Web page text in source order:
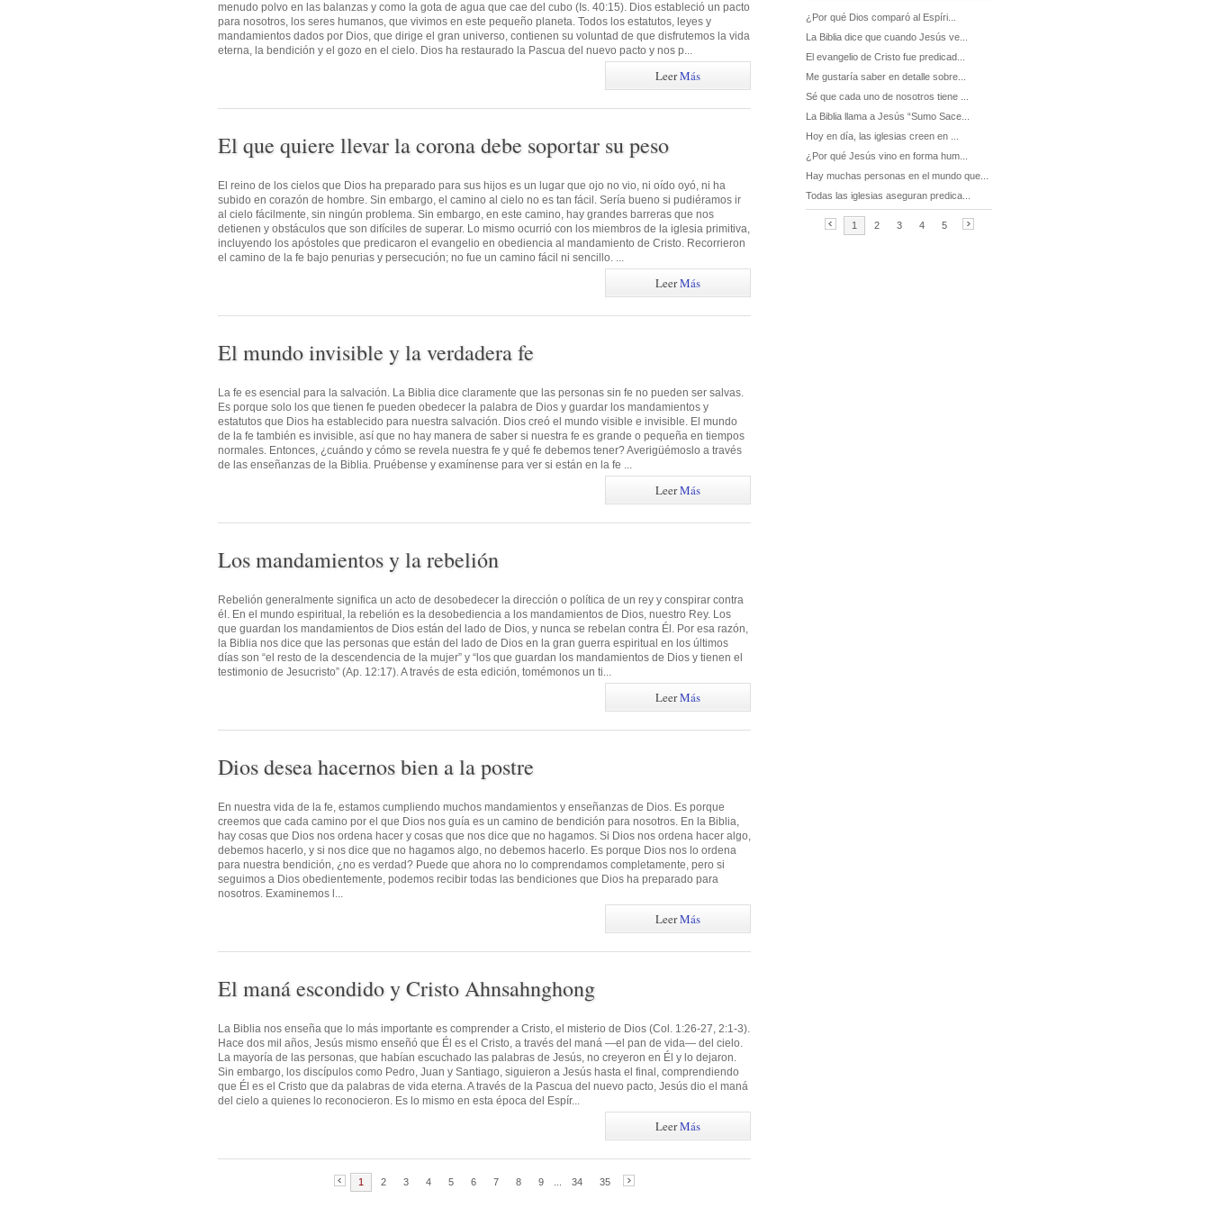
menudo polvo en las balanzas y como la gota de agua que cae del cubo (Is. 40:15). Dios estableció un pacto
para nosotros, los seres humanos, que vivimos en este pequeño planeta. Todos los estatutos, leyes y
mandamientos dados por Dios, que dirige el gran universo, contienen su voluntad de que disfrutemos la vida
eterna, la bendición y el gozo en el cielo. Dios ha restaurado la Pascua del nuevo pacto y nos p...
LeerMás
El que quiere llevar la corona debe soportar su peso
El reino de los cielos que Dios ha preparado para sus hijos es un lugar que ojo no vio, ni oído oyó, ni ha
subido en corazón de hombre. Sin embargo, el camino al cielo no es tan fácil. Sería bueno si pudiéramos ir
al cielo fácilmente, sin ningún problema. Sin embargo, en este camino, hay grandes barreras que nos
detienen y obstáculos que son difíciles de superar. Lo mismo ocurrió con los miembros de la iglesia primitiva,
incluyendo los apóstoles que predicaron el evangelio en obediencia al mandamiento de Cristo. Recorrieron
el camino de la fe bajo penurias y persecución; no fue un camino fácil ni sencillo. ...
LeerMás
El mundo invisible y la verdadera fe
La fe es esencial para la salvación. La Biblia dice claramente que las personas sin fe no pueden ser salvas.
Es porque solo los que tienen fe pueden obedecer la palabra de Dios y guardar los mandamientos y
estatutos que Dios ha establecido para nuestra salvación. Dios creó el mundo visible e invisible. El mundo
de la fe también es invisible, así que no hay manera de saber si nuestra fe es grande o pequeña en tiempos
normales. Entonces, ¿cuándo y cómo se revela nuestra fe y qué fe debemos tener? Averigüémoslo a través
de las enseñanzas de la Biblia. Pruébense y examínense para ver si están en la fe ...
LeerMás
Los mandamientos y la rebelión
Rebelión generalmente significa un acto de desobedecer la dirección o política de un rey y conspirar contra
él. En el mundo espiritual, la rebelión es la desobediencia a los mandamientos de Dios, nuestro Rey. Los
que guardan los mandamientos de Dios están del lado de Dios, y nunca se rebelan contra Él. Por esa razón,
la Biblia nos dice que las personas que están del lado de Dios en la gran guerra espiritual en los últimos
días son “el resto de la descendencia de la mujer” y “los que guardan los mandamientos de Dios y tienen el
testimonio de Jesucristo” (Ap. 12:17). A través de esta edición, tomémonos un ti...
LeerMás
Dios desea hacernos bien a la postre
En nuestra vida de la fe, estamos cumpliendo muchos mandamientos y enseñanzas de Dios. Es porque
creemos que cada camino por el que Dios nos guía es un camino de bendición para nosotros. En la Biblia,
hay cosas que Dios nos ordena hacer y cosas que nos dice que no hagamos. Si Dios nos ordena hacer algo,
debemos hacerlo, y si nos dice que no hagamos algo, no debemos hacerlo. Es porque Dios nos lo ordena
para nuestra bendición, ¿no es verdad? Puede que ahora no lo comprendamos completamente, pero si
seguimos a Dios obedientemente, podemos recibir todas las bendiciones que Dios ha preparado para
nosotros. Examinemos l...
LeerMás
El maná escondido y Cristo Ahnsahnghong
La Biblia nos enseña que lo más importante es comprender a Cristo, el misterio de Dios (Col. 1:26-27, 2:1-3).
Hace dos mil años, Jesús mismo enseñó que Él es el Cristo, a través del maná —el pan de vida— del cielo.
La mayoría de las personas, que habían escuchado las palabras de Jesús, no creyeron en Él y lo dejaron.
Sin embargo, los discípulos como Pedro, Juan y Santiago, siguieron a Jesús hasta el final, comprendiendo
que Él es el Cristo que da palabras de vida eterna. A través de la Pascua del nuevo pacto, Jesús dio el maná
del cielo a quienes lo reconocieron. Es lo mismo en esta época del Espír...
LeerMás
1 2 3 4 5 6 7 8 9 34 35